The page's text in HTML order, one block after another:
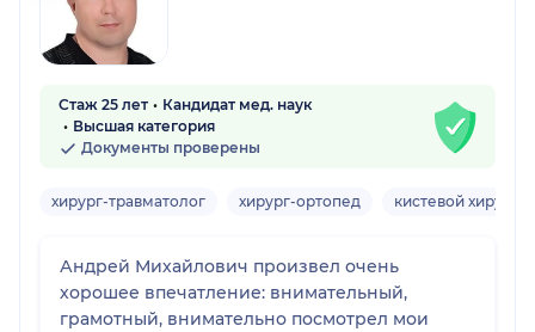
Стаж 25 лет
Кандидат мед. наук
Высшая категория
Документы проверены
хирург-травматолог хирург-ортопед кистевой хирург
Андрей Михайлович произвел очень
хорошее впечатление: внимательный,
грамотный, внимательно посмотрел мои